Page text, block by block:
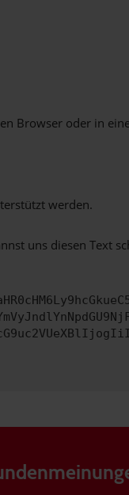
Browser oder in
werden.
uns diesen Text